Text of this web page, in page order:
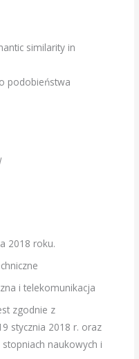
similarity in
podobieństwa
2018 roku.
i telekomunikacja
zgodnie z
stycznia 2018 r. oraz
naukowych i